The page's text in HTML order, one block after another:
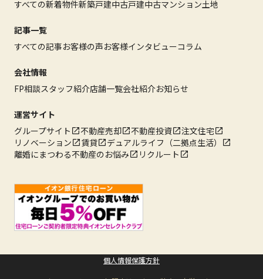
すべての新着物件新築戸建中古戸建中古マンション土地
記事一覧
すべての記事お客様の声お客様インタビューコラム
会社情報
FP相談スタッフ紹介店舗一覧会社紹介お知らせ
運営サイト
グループサイト
不動産売却 不動産投資
注文住宅
リノベーション
賃貸
デュアルライフ（二拠点生活）
離婚にまつわる不動産のお悩み
リクルート
個人情報保護方針